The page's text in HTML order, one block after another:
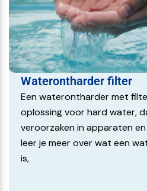
Waterontharder filter
Een waterontharder met
oplossing voor hard water,
veroorzaken in apparaten
leer je meer over wat een
is,